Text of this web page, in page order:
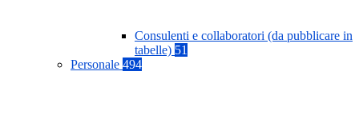
Consulenti e collaboratori (da pubblicare in
tabelle) 51
Personale 494